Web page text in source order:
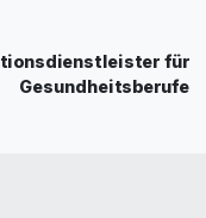
für
Gesundheitsberufe